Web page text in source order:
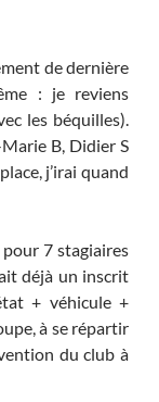
de dernière
: je reviens
les béquilles).
B, Didier S
j’irai quand
7 stagiaires
déjà un inscrit
+ véhicule +
à se répartir
du club à